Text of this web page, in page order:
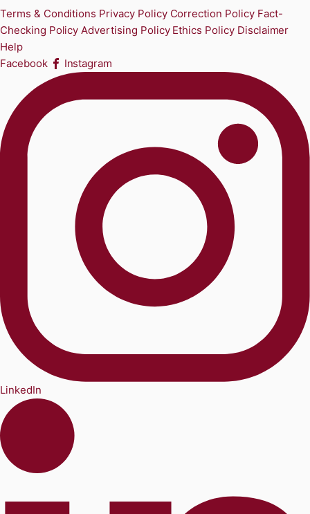
Terms & Conditions Privacy Policy Correction Policy Fact-
Checking Policy Advertising Policy Ethics Policy Disclaimer
Help
Facebook
Instagram
LinkedIn